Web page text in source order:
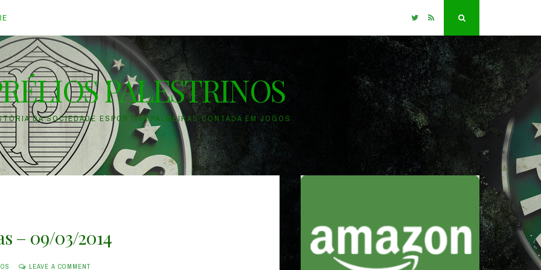
TwitterRSS
PALESTRINOS
DA SOCIEDADE ESPORTIVA PALMEIRAS CONTADA EM JOGOS
– 09/03/2014
LEAVE A COMMENT